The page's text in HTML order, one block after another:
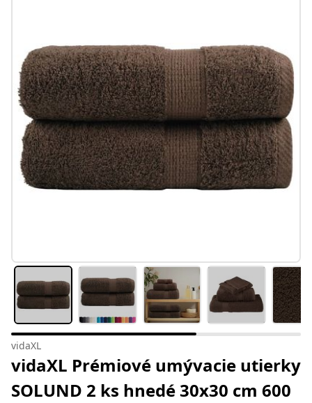
vidaXL
vidaXL Prémiové umývacie utierky
SOLUND 2 ks hnedé 30x30 cm 600